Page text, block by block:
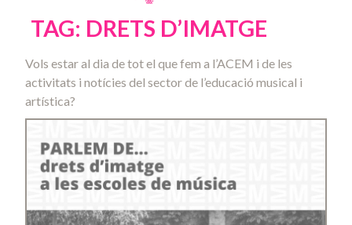
TAG: DRETS D’IMATGE
Vols estar al dia de tot el que fem a l’ACEM i de les
activitats i notícies del sector de l’educació musical i
artística?